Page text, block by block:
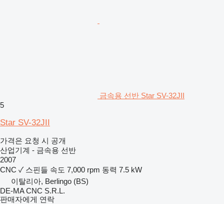
금속용 선반 Star SV-32JII
5
Star SV-32JII
가격은 요청 시 공개
산업기계 - 금속용 선반
2007
CNC ✓ 스핀들 속도 7,000 rpm 동력 7.5 kW
이탈리아, Berlingo (BS)
DE-MA CNC S.R.L.
판매자에게 연락